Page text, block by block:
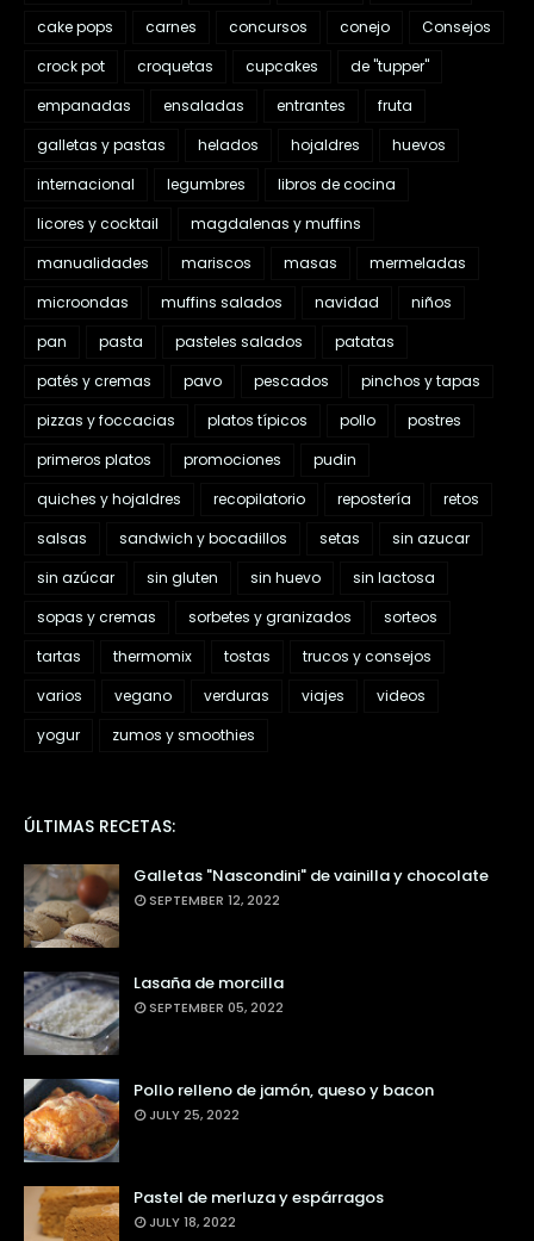
cake pops
carnes concursos conejo
Consejos
crock pot
croquetas cupcakes
de "tupper"
empanadas
ensaladas entrantes
fruta
galletas y pastas
helados hojaldres
huevos
internacional
legumbres
libros de cocina
licores y cocktail
magdalenas y muffins
manualidades
mariscos masas
mermeladas
microondas
muffins salados navidad
niños
pan
pasta pasteles salados
patatas
patés y cremas
pavo pescados
pinchos y tapas
pizzas y foccacias
platos típicos pollo
postres
primeros platos
promociones
pudin
quiches y hojaldres
recopilatorio repostería
retos
salsas
sandwich y bocadillos setas
sin azucar
sin azúcar
sin gluten sin huevo
sin lactosa
sopas y cremas
sorbetes y granizados
sorteos
tartas
thermomix tostas
trucos y consejos
varios
vegano verduras viajes
videos
yogur
zumos y smoothies
ÚLTIMAS RECETAS:
Galletas "Nascondini" de vainilla y chocolate
SEPTEMBER 12, 2022
Lasaña de morcilla
SEPTEMBER 05, 2022
Pollo relleno de jamón, queso y bacon
JULY 25, 2022
Pastel de merluza y espárragos
JULY 18, 2022